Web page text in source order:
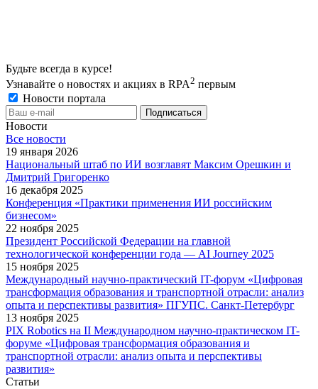
Будьте всегда в курсе!
Узнавайте о новостях и акциях в RPA2 первым
Новости портала
Новости
Все новости
19 января 2026
Национальный штаб по ИИ возглавят Максим Орешкин и
Дмитрий Григоренко
16 декабря 2025
Конференция «Практики применения ИИ российским
бизнесом»
22 ноября 2025
Президент Российской Федерации на главной
технологической конференции года — AI Journey 2025
15 ноября 2025
Международный научно-практический IT-форум «Цифровая
трансформация образования и транспортной отрасли: анализ
опыта и перспективы развития» ПГУПС. Санкт-Петербург
13 ноября 2025
PIX Robotics на II Международном научно-практическом IT-
форуме «Цифровая трансформация образования и
транспортной отрасли: анализ опыта и перспективы
развития»
Статьи